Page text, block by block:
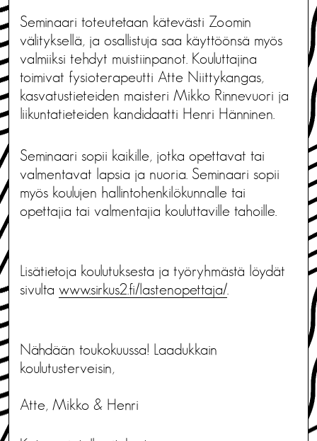
Seminaari toteutetaan kätevästi Zoomin
välityksellä, ja osallistuja saa käyttöönsä myös
valmiiksi tehdyt muistiinpanot. Kouluttajina
toimivat fysioterapeutti Atte Niittykangas,
kasvatustieteiden maisteri Mikko Rinnevuori ja
liikuntatieteiden kandidaatti Henri Hänninen.
Seminaari sopii kaikille, jotka opettavat tai
valmentavat lapsia ja nuoria. Seminaari sopii
myös koulujen hallintohenkilökunnalle tai
opettajia tai valmentajia kouluttaville tahoille.
Lisätietoja koulutuksesta ja työryhmästä löydät
sivulta www.sirkus2.fi/lastenopettaja/
Nähdään toukokuussa! Laadukkain
koulutusterveisin,
Atte, Mikko & Henri